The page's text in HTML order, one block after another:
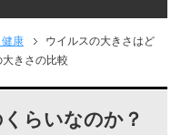
康
ウイルスの大きさはど
きさの比較
らいなのか？